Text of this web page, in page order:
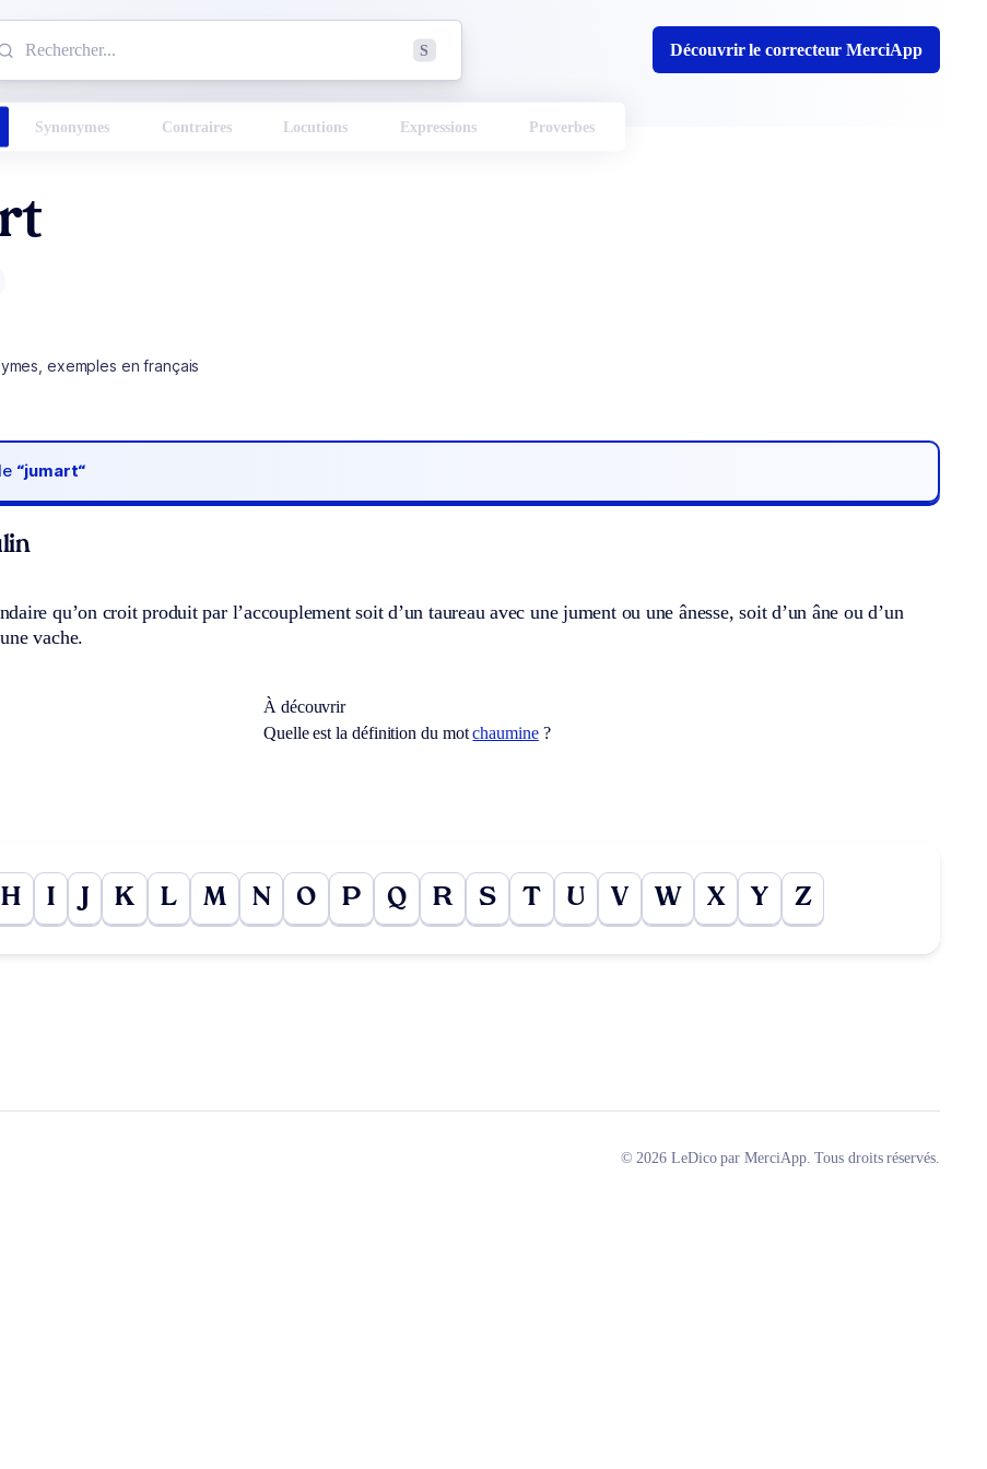
S Découvrir le correcteur MerciApp
Synonymes Contraires Locutions Expressions Proverbes
exemples en français
“jumart“
qu’on croit produit par l’accouplement soit d’un taureau avec une jument ou une ânesse, soit d’un âne ou d’un
vache.
À découvrir
Quelle est la définition du motchaumine?
H I K L M N O P Q R S T U V W X Y Z
© 2026 LeDico par MerciApp. Tous droits réservés.